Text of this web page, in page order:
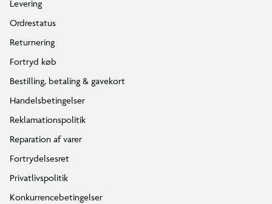
Levering
Ordrestatus
Returnering
Fortryd køb
Bestilling, betaling & gavekort
Handelsbetingelser
Reklamationspolitik
Reparation af varer
Fortrydelsesret
Privatlivspolitik
Konkurrencebetingelser